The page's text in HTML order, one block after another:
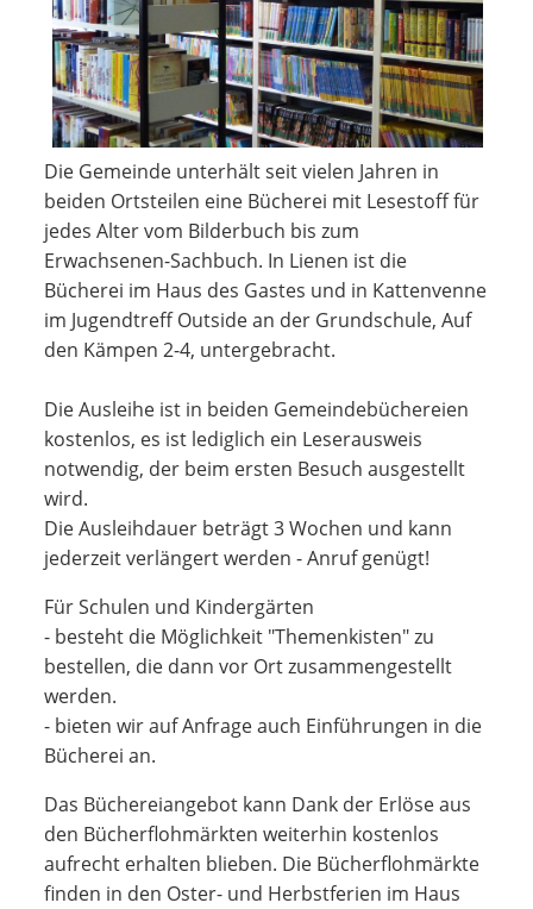
Die Gemeinde unterhält seit vielen Jahren in
beiden Ortsteilen eine Bücherei mit Lesestoff für
jedes Alter vom Bilderbuch bis zum
Erwachsenen-Sachbuch. In Lienen ist die
Bücherei im Haus des Gastes und in Kattenvenne
im Jugendtreff Outside an der Grundschule, Auf
den Kämpen 2-4, untergebracht.
Die Ausleihe ist in beiden Gemeindebüchereien
kostenlos, es ist lediglich ein Leserausweis
notwendig, der beim ersten Besuch ausgestellt
wird.
Die Ausleihdauer beträgt 3 Wochen und kann
jederzeit verlängert werden - Anruf genügt!
Für Schulen und Kindergärten
- besteht die Möglichkeit "Themenkisten" zu
bestellen, die dann vor Ort zusammengestellt
werden.
- bieten wir auf Anfrage auch Einführungen in die
Bücherei an.
Das Büchereiangebot kann Dank der Erlöse aus
den Bücherflohmärkten weiterhin kostenlos
aufrecht erhalten blieben. Die Bücherflohmärkte
finden in den Oster- und Herbstferien im Haus